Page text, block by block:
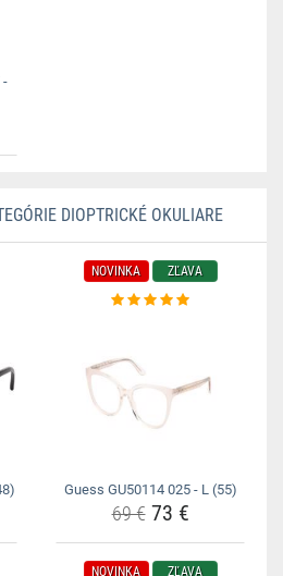
-
DIOPTRICKÉ OKULIARE
NOVINKA ZĽAVA
Guess GU50114 025 - L (55)
69 €73 €
NOVINKA ZĽAVA